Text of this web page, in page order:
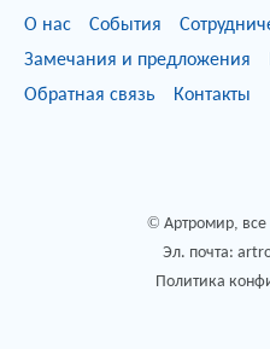
О нас События
Замечания и предложения
Обратная связь
Контакты
© Артромир,
Эл. почта:
Политика